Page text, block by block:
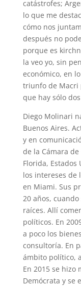
catástrofes;
lo que me
cómo nos
después no
porque es
la veo yo, sin
económico, en
triunfo de Macri
que hay sólo
Diego Molinari
Buenos Aires.
y en
de la Cámara
Florida,
los intereses de
en Miami. Sus
20 años,
raíces. Allí
políticos. En
a poco los
consultoría. En
ámbito político,
En 2015 se hizo
Demócrata y se